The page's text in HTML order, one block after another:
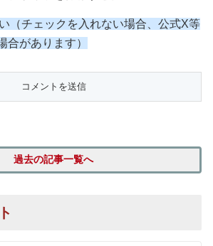
（チェックを入れない場合、公式X等
合があります）
過去の記事一覧へ